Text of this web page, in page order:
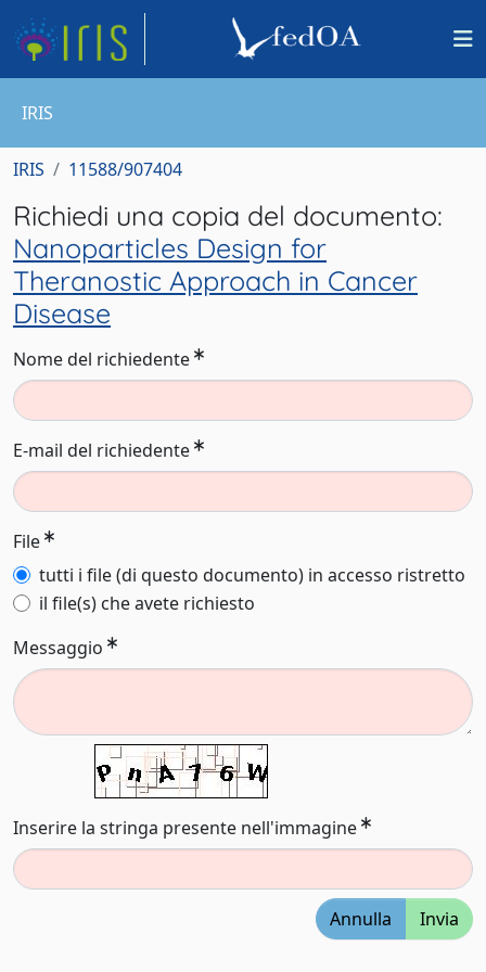
IRIS
IRIS 11588/907404
Richiedi una copia del documento:
Nanoparticles Design for
Theranostic Approach in Cancer
Disease
Nome del richiedente
E-mail del richiedente
File
tutti i file (di questo documento) in accesso ristretto
il file(s) che avete richiesto
Messaggio
Inserire la stringa presente nell'immagine
Annulla Invia